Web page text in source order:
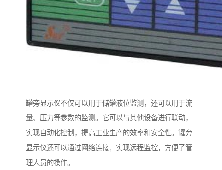
罐旁显示仪不仅可以用于储罐液位监测，还可以用于流
量、压力等参数的监测。它可以与其他设备进行联动，
实现自动化控制，提高工业生产的效率和安全性。罐旁
显示仪还可以通过网络连接，实现远程监控，方便了管
理人员的操作。